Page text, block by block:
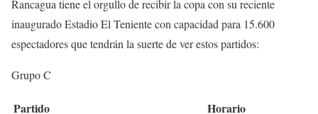
Rancagua tiene el orgullo de recibir la copa con su reciente
inaugurado Estadio El Teniente con capacidad para 15.600
espectadores que tendrán la suerte de ver estos partidos:
Grupo C
Partido Horario